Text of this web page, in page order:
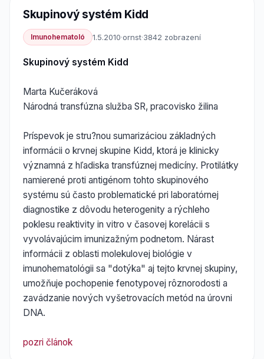
Skupinový systém Kidd
Imunohematoló 1.5.2010·ornst·3842 zobrazení
Skupinový systém Kidd
Marta Kučeráková
Národná transfúzna služba SR, pracovisko žilina
Príspevok je stru?nou sumarizáciou základných
informácii o krvnej skupine Kidd, ktorá je klinicky
významná z hľadiska transfúznej medicíny. Protilátky
namierené proti antigénom tohto skupinového
systému sú často problematické pri laboratórnej
diagnostike z dôvodu heterogenity a rýchleho
poklesu reaktivity in vitro v časovej korelácii s
vyvolávajúcim imunizažným podnetom. Nárast
informácii z oblasti molekulovej biológie v
imunohematológii sa "dotýka" aj tejto krvnej skupiny,
umožňuje pochopenie fenotypovej rôznorodosti a
zavádzanie nových vyšetrovacích metód na úrovni
DNA.
pozri článok